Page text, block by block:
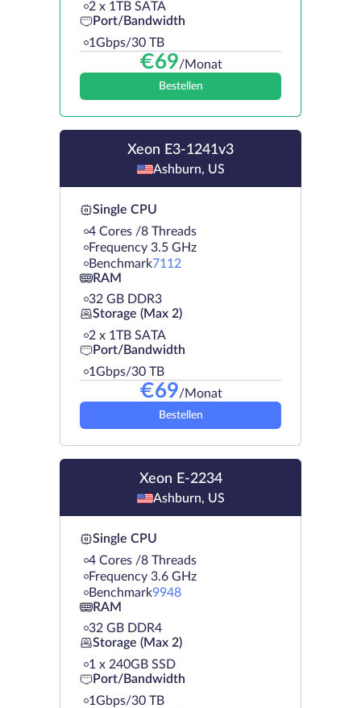
2 х 1TB SATA
Port/Bandwidth
1Gbps/30 TB
€69/Monat
Bestellen
Xeon E3-1241v3
Ashburn, US
Single CPU
4 Cores /8 Threads
Frequency 3.5 GHz
Benchmark7112
RAM
32 GB DDR3
Storage (Max 2)
2 х 1TB SATA
Port/Bandwidth
1Gbps/30 TB
€69/Monat
Bestellen
Xeon E-2234
Ashburn, US
Single CPU
4 Cores /8 Threads
Frequency 3.6 GHz
Benchmark9948
RAM
32 GB DDR4
Storage (Max 2)
1 х 240GB SSD
Port/Bandwidth
1Gbps/30 TB